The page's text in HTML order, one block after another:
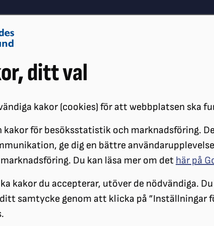
ditt val
kakor (cookies) för att webbplatsen ska
kakor för besöksstatistik och marknadsföring.
ge dig en bättre
Du kan läsa mer om det här på
kakor du accepterar, utöver de nödvändiga.
samtycke genom att klicka på ”Inställningar
Påverkansarbete
SKYDD FÖR KONSUMENTER SOM HANDLAR ONLINE